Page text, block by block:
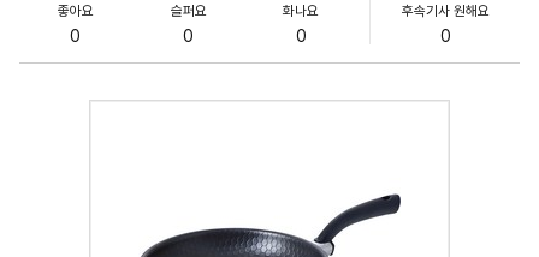
좋아요
0
슬퍼요
0
화나요
0
후속기사 원해요
0